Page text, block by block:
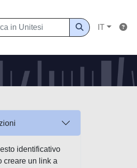
IT
identificativo
creare un link a